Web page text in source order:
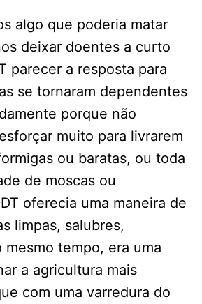
algo que poderia matar
deixar doentes a curto
parecer a resposta para
se tornaram dependentes
porque não
muito para livrarem
ou baratas, ou toda
de moscas ou
oferecia uma maneira de
limpas, salubres,
mesmo tempo, era uma
a agricultura mais
com uma varredura do